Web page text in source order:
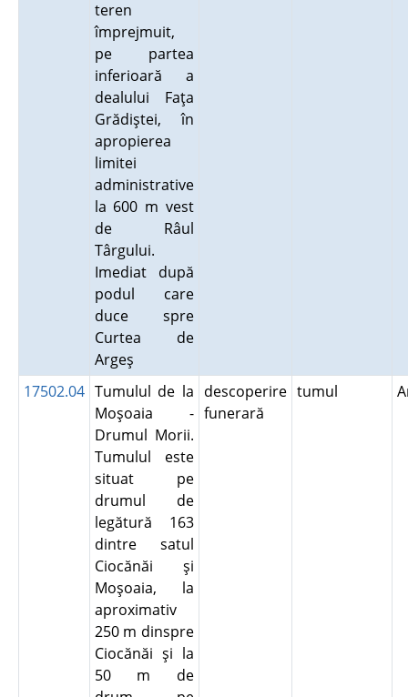
teren
împrejmuit,
pe partea
inferioară a
dealului Faţa
Grădiştei, în
apropierea
limitei
administrative
la 600 m vest
de Râul
Târgului.
Imediat după
podul care
duce spre
Curtea de
Argeş
17502.04 Tumulul de la
Moşoaia -
Drumul Morii.
Tumulul este
situat pe
drumul de
legătură 163
dintre satul
Ciocănăi şi
Moşoaia, la
aproximativ
250 m dinspre
Ciocănăi şi la
50 m de
descoperire
funerară
tumul